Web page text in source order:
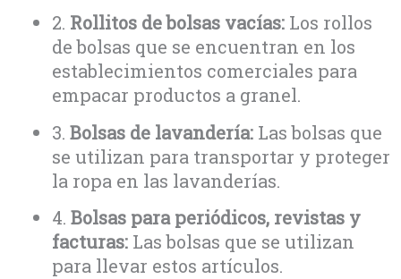
2. Rollitos de bolsas vacías: Los rollos
de bolsas que se encuentran en los
establecimientos comerciales para
empacar productos a granel.
3.Bolsas de lavandería: Las bolsas que
se utilizan para transportar y proteger
la ropa en las lavanderías.
4.Bolsas para periódicos, revistas y
facturas: Las bolsas que se utilizan
para llevar estos artículos.